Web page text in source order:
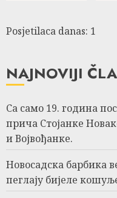
Posjetilaca danas: 1
NAJNOVIJI
Са само 19. година
прича Стојанке
и Војвођанке.
Новосадска барбика
пеглају бијеле